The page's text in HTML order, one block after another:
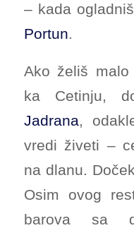
– kada
Portun.
Ako želiš malo
ka Cetinju,
Jadrana,
vredi živeti –
na dlanu.
Osim ovog
barova sa